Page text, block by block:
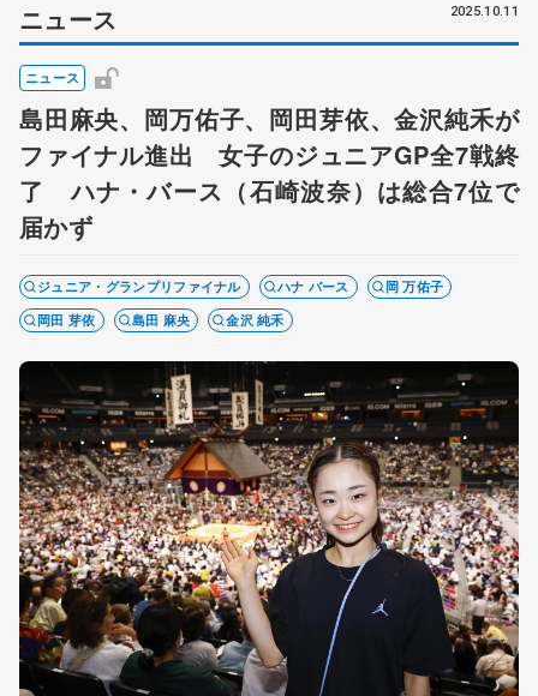
ニュース 2025.10.11
ニュース
島田麻央、岡万佑子、岡田芽依、金沢純禾が
ファイナル進出 女子のジュニアGP全7戦終
了 ハナ・バース（石崎波奈）は総合7位で
届かず
ジュニア・グランプリファイナル ハナ バース
岡 万佑子
岡田 芽依
島田 麻央 金沢 純禾